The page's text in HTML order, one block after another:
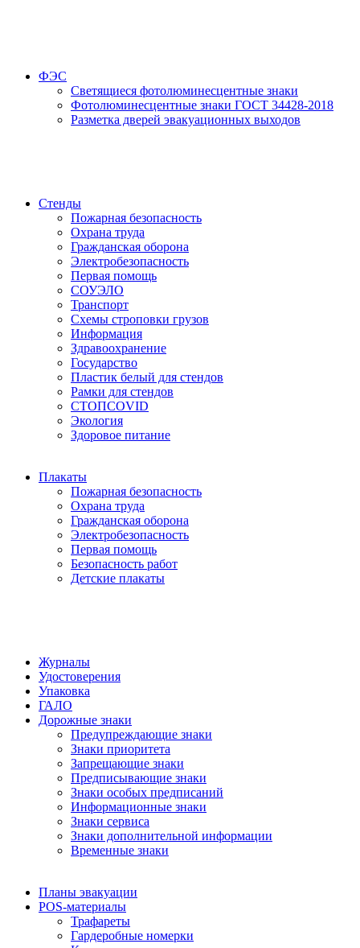
ФЭС
Светящиеся фотолюминесцентные знаки
Фотолюминесцентные знаки ГОСТ 34428-2018
Разметка дверей эвакуационных выходов
Стенды
Пожарная безопасность
Охрана труда
Гражданская оборона
Электробезопасность
Первая помощь
СОУЭЛО
Транспорт
Схемы строповки грузов
Информация
Здравоохранение
Государство
Пластик белый для стендов
Рамки для стендов
СТОПCOVID
Экология
Здоровое питание
Плакаты
Пожарная безопасность
Охрана труда
Гражданская оборона
Электробезопасность
Первая помощь
Безопасность работ
Детские плакаты
Журналы
Удостоверения
Упаковка
ГАЛО
Дорожные знаки
Предупреждающие знаки
Знаки приоритета
Запрещающие знаки
Предписывающие знаки
Знаки особых предписаний
Информационные знаки
Знаки сервиса
Знаки дополнительной информации
Временные знаки
Планы эвакуации
POS-материалы
Трафареты
Гардеробные номерки